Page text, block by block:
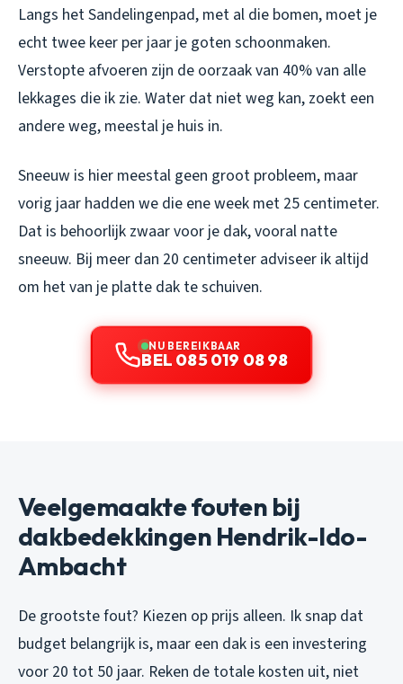
Langs het Sandelingenpad, met al die bomen, moet je
echt twee keer per jaar je goten schoonmaken.
Verstopte afvoeren zijn de oorzaak van 40% van alle
lekkages die ik zie. Water dat niet weg kan, zoekt een
andere weg, meestal je huis in.
Sneeuw is hier meestal geen groot probleem, maar
vorig jaar hadden we die ene week met 25 centimeter.
Dat is behoorlijk zwaar voor je dak, vooral natte
sneeuw. Bij meer dan 20 centimeter adviseer ik altijd
om het van je platte dak te schuiven.
NU BEREIKBAAR
BEL 085 019 08 98
Veelgemaakte fouten bij
dakbedekkingen Hendrik-Ido-
Ambacht
De grootste fout? Kiezen op prijs alleen. Ik snap dat
budget belangrijk is, maar een dak is een investering
voor 20 tot 50 jaar. Reken de totale kosten uit, niet